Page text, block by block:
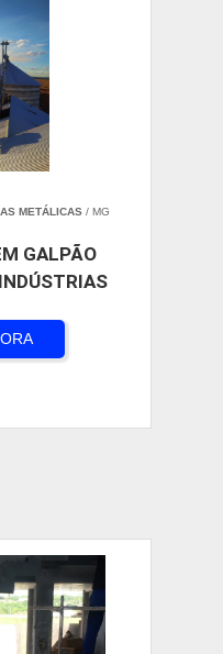
METÁLICAS/ MG
GALPÃO